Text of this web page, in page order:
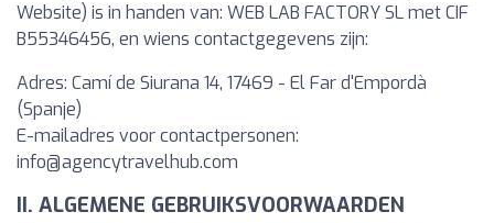
Website) is in handen van: WEB LAB FACTORY SL met CIF
B55346456, en wiens contactgegevens zijn:
Adres: Camí de Siurana 14, 17469 - El Far d'Empordà
(Spanje)
E-mailadres voor contactpersonen:
info@agencytravelhub.com
II. ALGEMENE GEBRUIKSVOORWAARDEN